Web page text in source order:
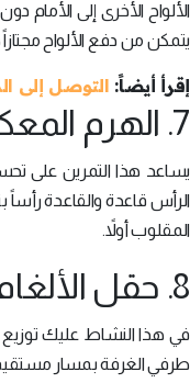
الألواح الأخرى إلى الأمام
يتمكن من دفع الألواح
إقرأ أيضاً: التوصل إلى
7. الهرم المعكوس:
يساعد هذا التمرين على
الرأس قاعدة والقاعدة
المقلوب أولاً.
8. حقل الألغام:
في هذا النشاط عليك توزيع
طرفي الغرفة بمسار